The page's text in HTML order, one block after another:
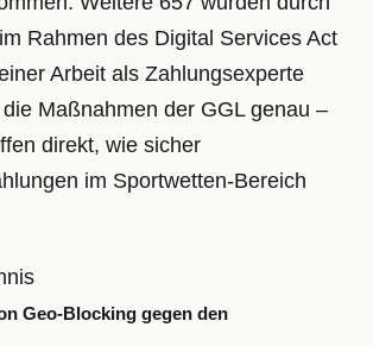
Rahmen des Digital Services Act
Arbeit als Zahlungsexperte
Maßnahmen der GGL genau –
direkt, wie sicher
im Sportwetten-Bereich
Geo-Blocking gegen den